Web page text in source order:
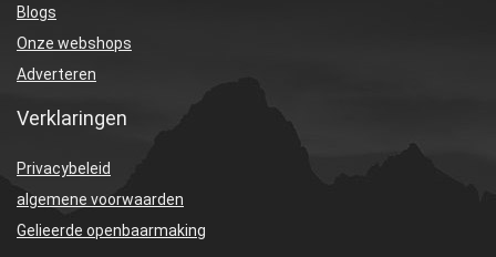
Blogs
Onze webshops
Adverteren
Verklaringen
Privacybeleid
algemene voorwaarden
Gelieerde openbaarmaking